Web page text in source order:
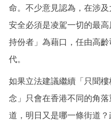
命。不少意見認為，在涉
安全必須是凌駕一切的最
持份者」為藉口，任由高
代。
如果立法建議繼續「只聞
念」只會在香港不同的角
道，明日又是哪一條街道